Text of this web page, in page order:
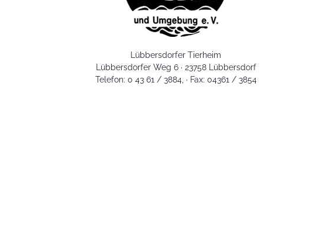
Lübbersdorfer Tierheim
Lübbersdorfer Weg 6 · 23758 Lübbersdorf
Telefon: 0 43 61 / 3884, · Fax: 04361 / 3854